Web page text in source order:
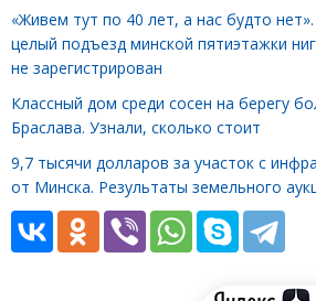
«Живем тут по 40 лет, а нас будто
целый подъезд минской пятиэтажки
не зарегистрирован
Классный дом среди сосен на берегу
Браслава. Узнали, сколько стоит
9,7 тысячи долларов за участок с
от Минска. Результаты земельного